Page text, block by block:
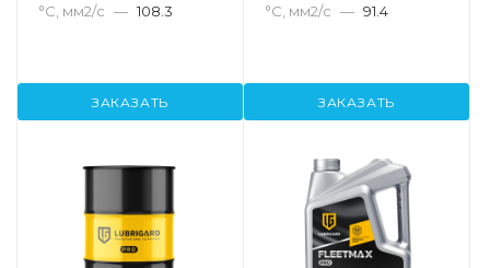
°С, мм2/с — 108.3
ЗАКАЗАТЬ
°С, мм2/с — 91.4
ЗАКАЗАТЬ